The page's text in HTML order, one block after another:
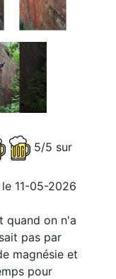
5/5 sur
11-05-2026
quand on n'a
pas par
magnésie et
pour